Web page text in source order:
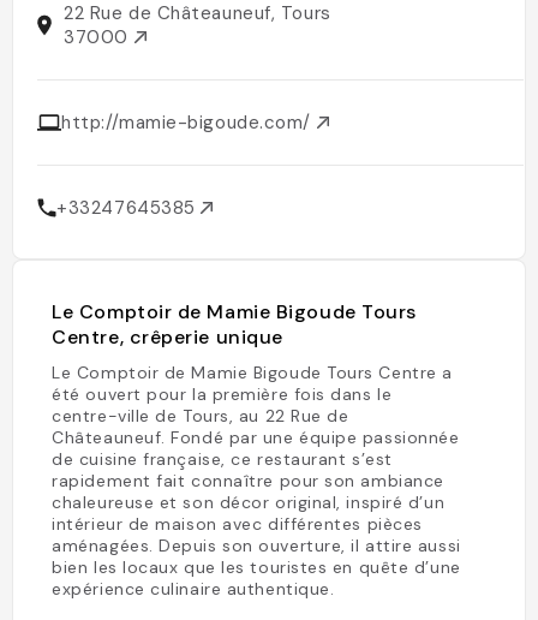
22 Rue de Châteauneuf, Tours
37000
http://mamie-bigoude.com/
+33247645385
Le Comptoir de Mamie Bigoude Tours
Centre, crêperie unique
Le Comptoir de Mamie Bigoude Tours Centre a
été ouvert pour la première fois dans le
centre-ville de Tours, au 22 Rue de
Châteauneuf. Fondé par une équipe passionnée
de cuisine française, ce restaurant s’est
rapidement fait connaître pour son ambiance
chaleureuse et son décor original, inspiré d’un
intérieur de maison avec différentes pièces
aménagées. Depuis son ouverture, il attire aussi
bien les locaux que les touristes en quête d’une
expérience culinaire authentique.